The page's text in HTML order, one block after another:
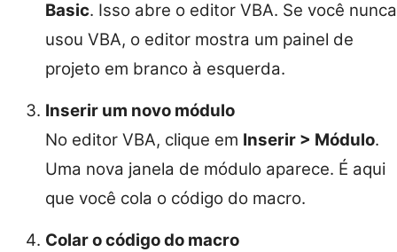
Basic. Isso abre o editor VBA. Se você nunca
usou VBA, o editor mostra um painel de
projeto em branco à esquerda.
Inserir um novo módulo
No editor VBA, clique em Inserir > Módulo.
Uma nova janela de módulo aparece. É aqui
que você cola o código do macro.
Colar o código do macro